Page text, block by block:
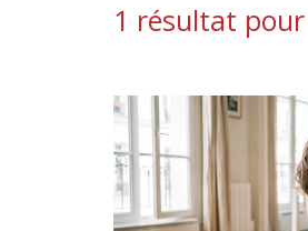
1 résultat